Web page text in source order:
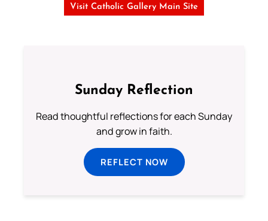
Visit Catholic Gallery Main Site
Sunday Reflection
Read thoughtful reflections for each Sunday
and grow in faith.
REFLECT NOW